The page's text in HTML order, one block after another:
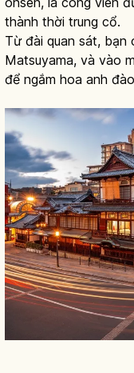
thành thời trung cổ.
Từ đài quan sát, bạn
Matsuyama, và vào
để ngắm hoa anh